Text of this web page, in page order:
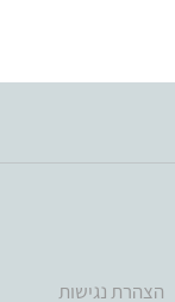
הצהרת נגישות